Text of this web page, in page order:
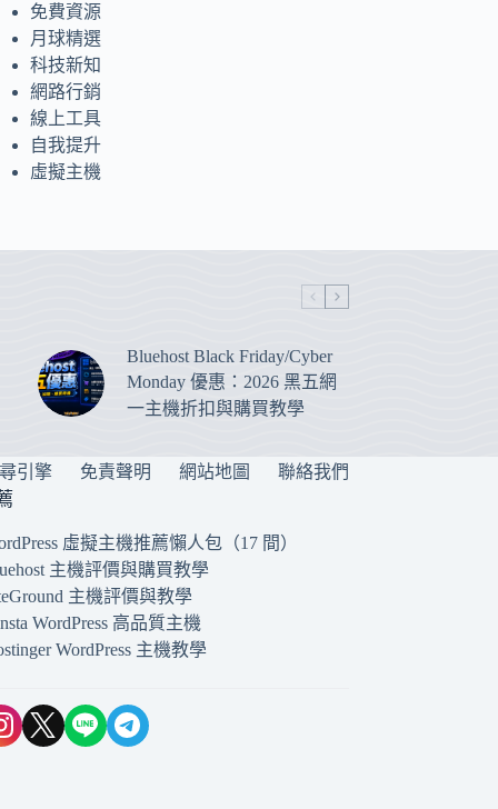
免費資源
月球精選
科技新知
網路行銷
線上工具
自我提升
虛擬主機
Bluehost Black Friday/Cyber
Monday 優惠：2026 黑五網
一主機折扣與購買教學
引擎 免責聲明 網站地圖 聯絡我們
虛擬主機推薦懶人包（17 間）
主機評價與購買教學
主機評價與教學
WordPress 高品質主機
WordPress 主機教學